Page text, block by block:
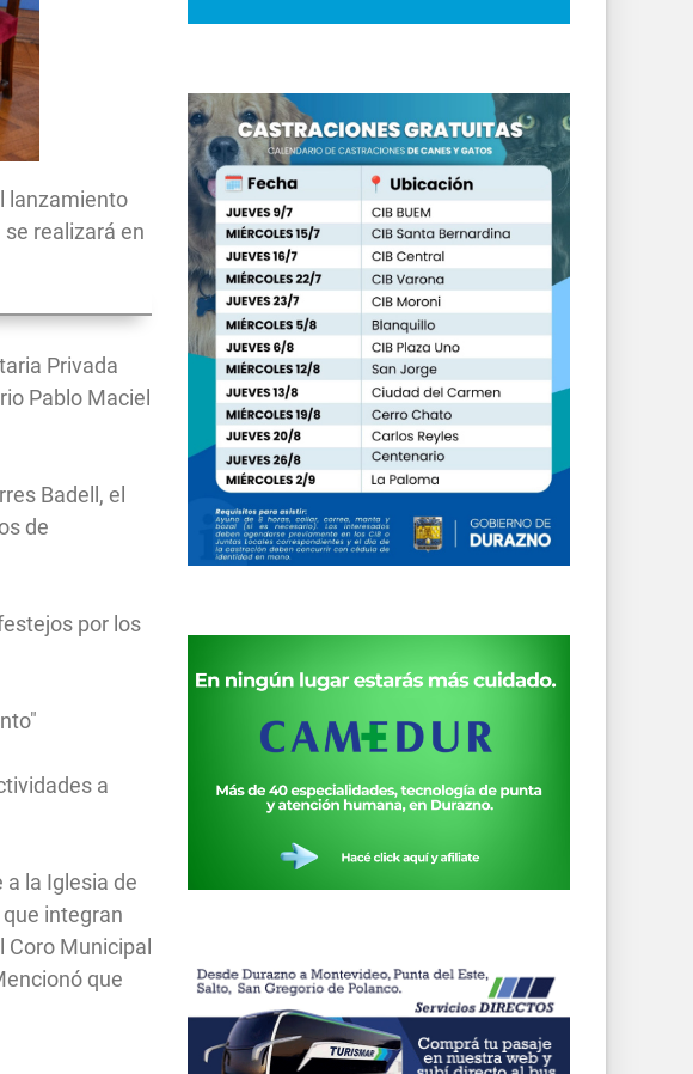
lanzamiento
realizará en
Privada
Pablo Maciel
Badell, el
de
por los
a
la Iglesia de
integran
Coro Municipal
que